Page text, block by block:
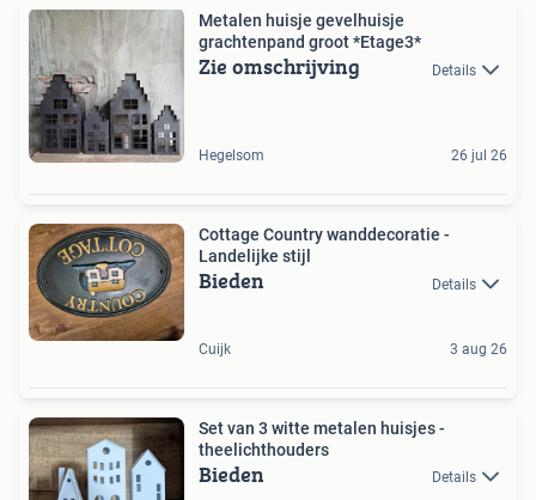
Metalen huisje gevelhuisje
grachtenpand groot *Etage3*
Zie omschrijving Details
Hegelsom 26 jul 26
Cottage Country wanddecoratie -
Landelijke stijl
Bieden Details
Cuijk 3 aug 26
Set van 3 witte metalen huisjes -
theelichthouders
Bieden Details